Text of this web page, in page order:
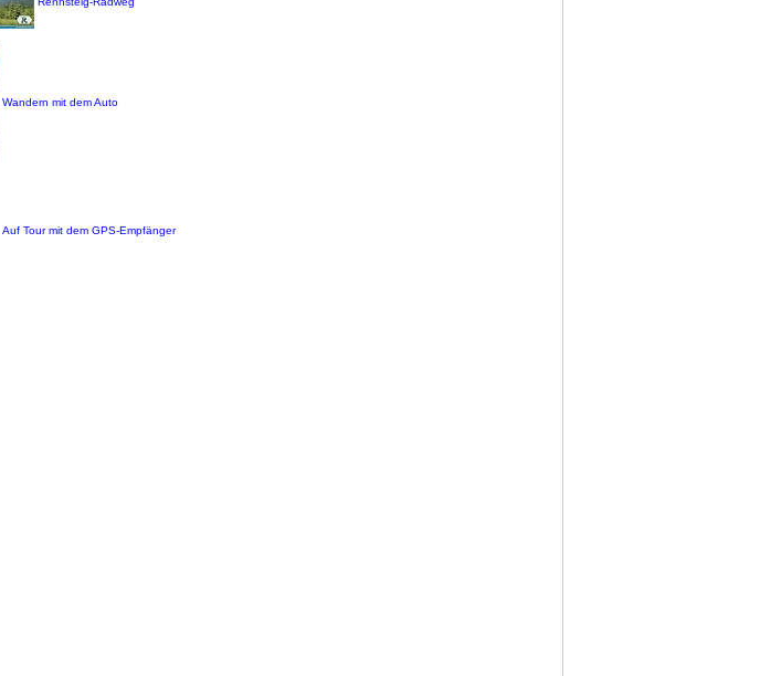
Wandern mit dem Auto
Auf Tour mit dem GPS-Empfänger